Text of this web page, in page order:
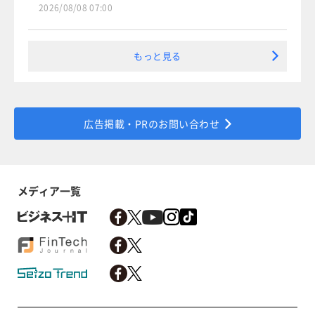
2026/08/08 07:00
もっと見る
広告掲載・PRのお問い合わせ
メディア一覧